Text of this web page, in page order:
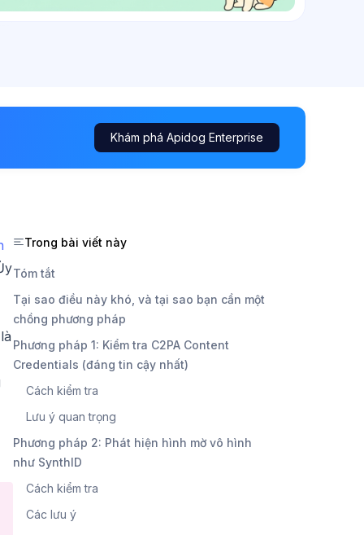
Khám phá Apidog Enterprise
Trong bài viết này
Tóm tắt
Tại sao điều này khó, và tại sao bạn cần một
chồng phương pháp
Phương pháp 1: Kiểm tra C2PA Content
Credentials (đáng tin cậy nhất)
Cách kiểm tra
Lưu ý quan trọng
Phương pháp 2: Phát hiện hình mờ vô hình
như SynthID
Cách kiểm tra
Các lưu ý